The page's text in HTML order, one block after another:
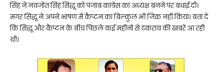
सिंह ने नवजोत सिंह सिद्धू को पंजाब कांग्रेस का अध्यक्ष बनने पर बधाई दी।
मगर सिद्धू ने अपने भाषण में कैप्टन का बिल्कुल भी जिक्र नहीं किया। बता दें
कि सिद्धू और कैप्टन के बीच पिछले कई महीनों से टकराव की खबरें आ रही
थी।